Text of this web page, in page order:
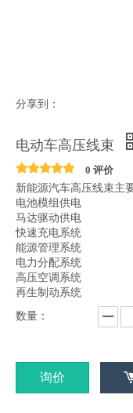
分享到：
电动车高压线束
0 评价
新能源汽车高压线束主
电池模组供电
马达驱动供电
快速充电系统
能源管理系统
电力分配系统
高压空调系统
再生制动系统
数量：
询价